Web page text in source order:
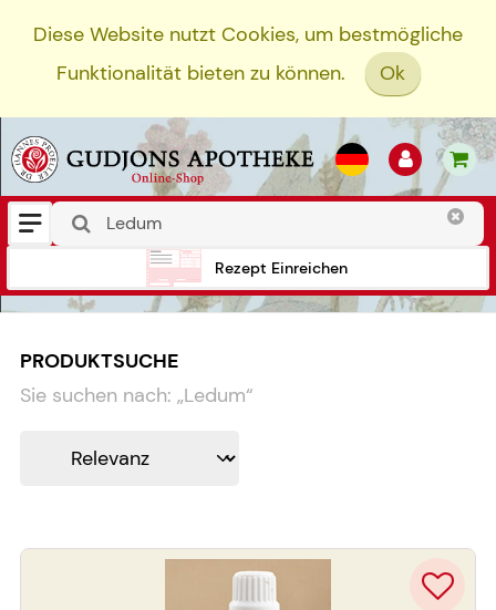
Diese Website nutzt Cookies, um bestmögliche
Funktionalität bieten zu können.
Ok
Rezept Einreichen
PRODUKTSUCHE
Sie suchen nach: „Ledum“